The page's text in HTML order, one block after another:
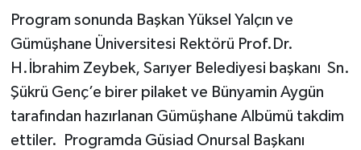
Program sonunda Başkan Yüksel Yalçın ve
Gümüşhane Üniversitesi Rektörü Prof.Dr.
H.İbrahim Zeybek, Sarıyer Belediyesi başkanı Sn.
Şükrü Genç’e birer pilaket ve Bünyamin Aygün
tarafından hazırlanan Gümüşhane Albümü takdim
ettiler. Programda Güsiad Onursal Başkanı